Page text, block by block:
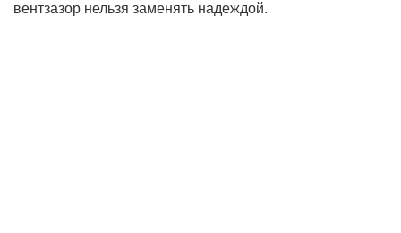
вентзазор нельзя заменять надеждой.